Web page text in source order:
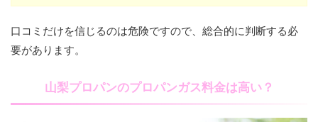
口コミだけを信じるのは危険ですので、総合的に判断する必
要があります。
山梨プロパンのプロパンガス料金は高い？